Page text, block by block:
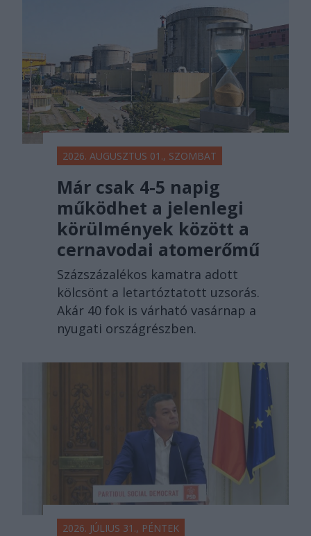
2026. AUGUSZTUS 01., SZOMBAT
Már csak 4-5 napig
működhet a jelenlegi
körülmények között a
cernavodai atomerőmű
Százszázalékos kamatra adott
kölcsönt a letartóztatott uzsorás.
Akár 40 fok is várható vasárnap a
nyugati országrészben.
2026. JÚLIUS 31., PÉNTEK